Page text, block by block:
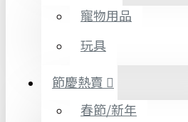
寵物用品
玩具
節慶熱賣
春節/新年